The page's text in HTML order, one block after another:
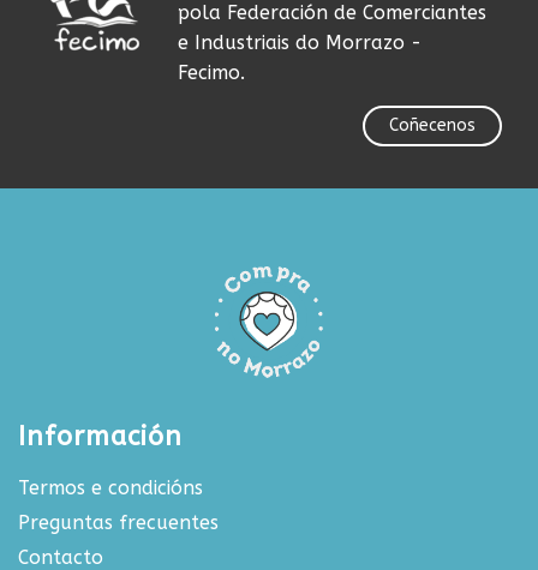
pola Federación de Comerciantes
e Industriais do Morrazo -
Fecimo.
Coñecenos
Información
Termos e condicións
Preguntas frecuentes
Contacto